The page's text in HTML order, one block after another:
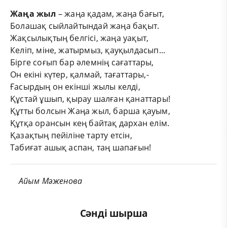
Жаңа жыл – жаңа қадам, жаңа бағыт,
Болашақ сыйлайтындай жаңа бақыт.
Жақсылықтың белгісі, жаңа уақыт,
Келіп, міне, жатырмыз, қауқылдасып...
Бірге соғып бар әлемнің сағаттары,
Он екіні күтер, қалмай, тағаттары,-
Ғасырдың он екінші жылы келді,
Құстай ұшып, қырау шалған қанаттары!
Құтты болсын Жаңа жыл, барша қауым,
Құтқа орансын кең байтақ дархан елім.
Қазақтың пейіліне тарту етсін,
Табиғат ашық аспан, таң шапағын!
Айым Мәженова
Сәнді шырша